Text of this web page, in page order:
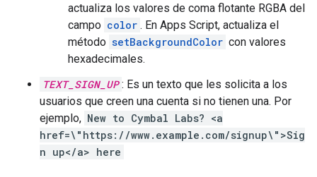
actualiza los valores de coma flotante RGBA del
campo color . En Apps Script, actualiza el
método setBackgroundColor con valores
hexadecimales.
TEXT_SIGN_UP : Es un texto que les solicita a los
usuarios que creen una cuenta si no tienen una. Por
ejemplo, New to Cymbal Labs? <a
href=\"https://www.example.com/signup\">Sig
n up</a> here